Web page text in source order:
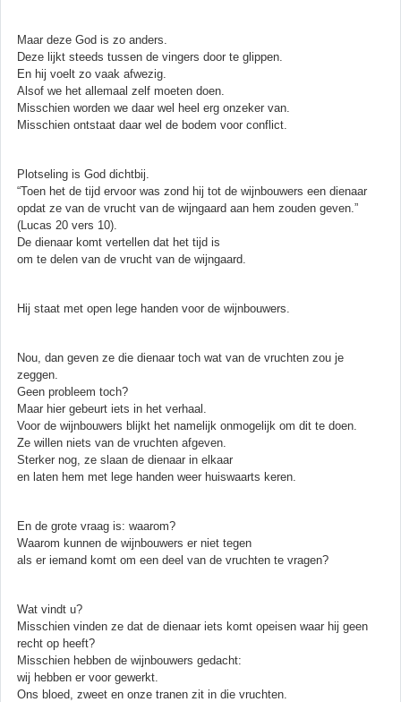
Maar deze God is zo anders.
Deze lijkt steeds tussen de vingers door te glippen.
En hij voelt zo vaak afwezig.
Alsof we het allemaal zelf moeten doen.
Misschien worden we daar wel heel erg onzeker van.
Misschien ontstaat daar wel de bodem voor conflict.
Plotseling is God dichtbij.
“Toen het de tijd ervoor was zond hij tot de wijnbouwers een dienaar
opdat ze van de vrucht van de wijngaard aan hem zouden geven.”
(Lucas 20 vers 10).
De dienaar komt vertellen dat het tijd is
om te delen van de vrucht van de wijngaard.
Hij staat met open lege handen voor de wijnbouwers.
Nou, dan geven ze die dienaar toch wat van de vruchten zou je
zeggen.
Geen probleem toch?
Maar hier gebeurt iets in het verhaal.
Voor de wijnbouwers blijkt het namelijk onmogelijk om dit te doen.
Ze willen niets van de vruchten afgeven.
Sterker nog, ze slaan de dienaar in elkaar
en laten hem met lege handen weer huiswaarts keren.
En de grote vraag is: waarom?
Waarom kunnen de wijnbouwers er niet tegen
als er iemand komt om een deel van de vruchten te vragen?
Wat vindt u?
Misschien vinden ze dat de dienaar iets komt opeisen waar hij geen
recht op heeft?
Misschien hebben de wijnbouwers gedacht:
wij hebben er voor gewerkt.
Ons bloed, zweet en onze tranen zit in die vruchten.